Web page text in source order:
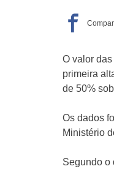
O valor
primeira
de 50%
Os dados
Ministério
Segundo o